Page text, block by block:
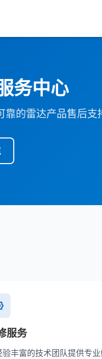
务中心
靠的雷达产品售后支
服务
验丰富的技术团队提供专业